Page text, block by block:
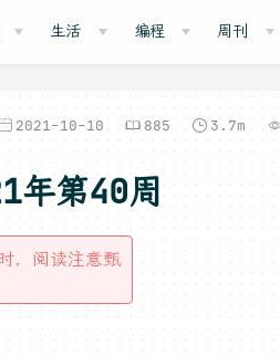
生活 编程 周刊
2021-10-10 885 3.7m
年第40周
，阅读注意甄